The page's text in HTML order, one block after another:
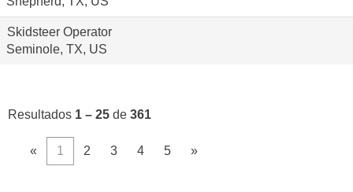
Skidsteer Operator
Seminole, TX, US
Resultados 1 – 25 de 361
« 1 2 3 4 5 »